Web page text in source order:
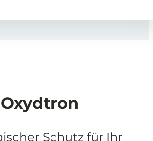
Oxydtron
Schutz für Ihr